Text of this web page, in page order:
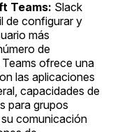
Teams: Slack
de configurar y
más
de
ofrece una
las aplicaciones
capacidades de
para grupos
comunicación